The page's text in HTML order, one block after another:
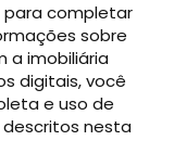
para completar
sobre
a imobiliária
digitais, você
e uso de
nesta